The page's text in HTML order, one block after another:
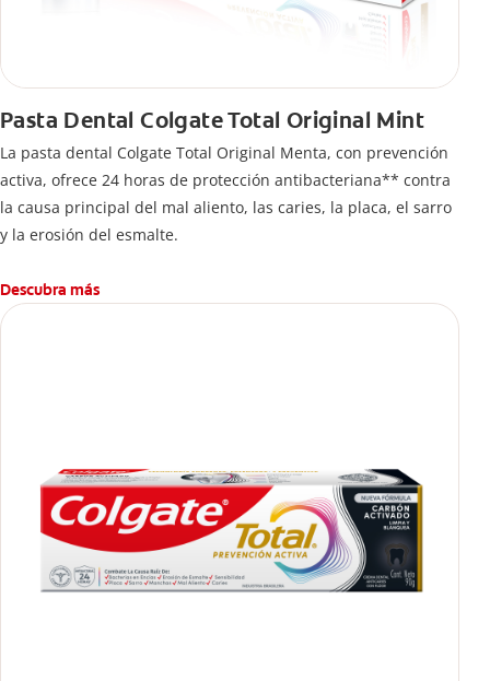
Pasta Dental Colgate Total Original Mint
La pasta dental Colgate Total Original Menta, con prevención
activa, ofrece 24 horas de protección antibacteriana** contra
la causa principal del mal aliento, las caries, la placa, el sarro
y la erosión del esmalte.
Descubra más